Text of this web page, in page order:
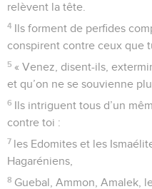
relèvent la tête.
4 Ils forment de perfides
conspirent contre ceux que
5 « Venez, disent-ils,
et qu’on ne se souvienne
6 Ils intriguent tous d’un
contre toi :
7 les Edomites et les
Hagaréniens,
8 Guebal, Ammon, Amalek,